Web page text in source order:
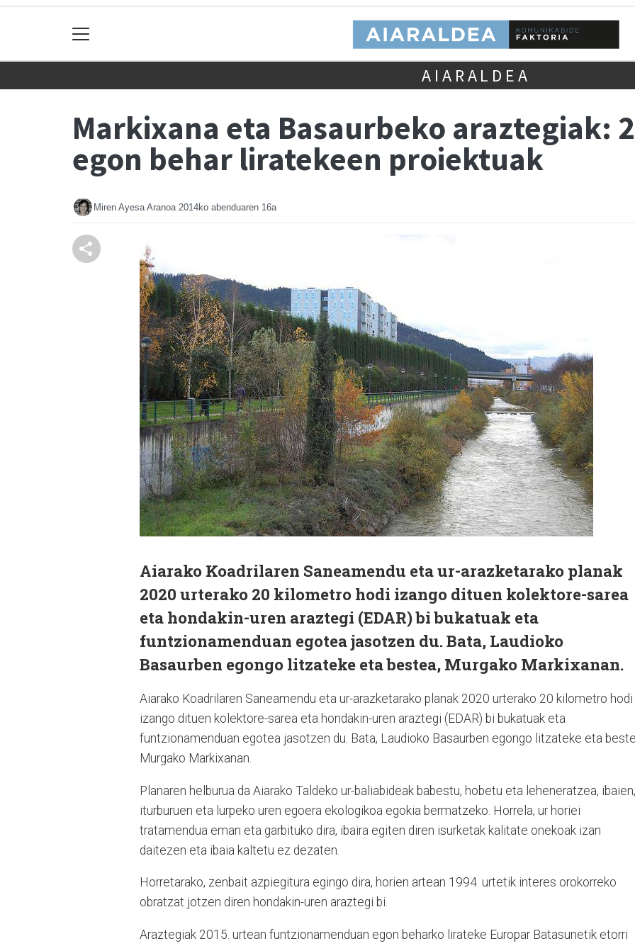
AIARALDEA
Markixana eta Basaurbeko araztegiak:
egon behar liratekeen proiektuak
Miren Ayesa Aranoa 2014ko abenduaren 16a
Aiarako Koadrilaren Saneamendu eta ur-arazketarako planak
2020 urterako 20 kilometro hodi izango dituen kolektore-sarea
eta hondakin-uren araztegi (EDAR) bi bukatuak eta
funtzionamenduan egotea jasotzen du. Bata, Laudioko
Basaurben egongo litzateke eta bestea, Murgako Markixanan.
Aiarako Koadrilaren Saneamendu eta ur-arazketarako planak 2020 urterako 20 kilometro hodi
izango dituen kolektore-sarea eta hondakin-uren araztegi (EDAR) bi bukatuak eta
funtzionamenduan egotea jasotzen du. Bata, Laudioko Basaurben egongo litzateke eta
Murgako Markixanan.
Planaren helburua da Aiarako Taldeko ur-baliabideak babestu, hobetu eta leheneratzea, ibaien,
iturburuen eta lurpeko uren egoera ekologikoa egokia bermatzeko. Horrela, ur horiei
tratamendua eman eta garbituko dira, ibaira egiten diren isurketak kalitate onekoak izan
daitezen eta ibaia kaltetu ez dezaten.
Horretarako, zenbait azpiegitura egingo dira, horien artean 1994. urtetik interes orokorreko
obratzat jotzen diren hondakin-uren araztegi bi.
Araztegiak 2015. urtean funtzionamenduan egon beharko lirateke Europar Batasunetik etorri